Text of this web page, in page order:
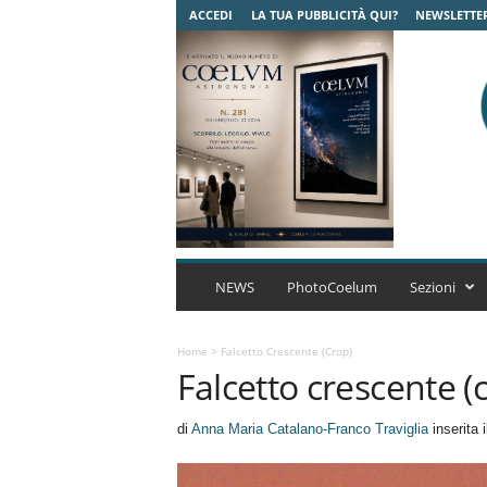
ACCEDI LA TUA PUBBLICITÀ QUI?
C
A
r
NEWS PhotoCoelum Sezioni
Home > Falcetto Crescente (crop)
Falcetto crescente
di Anna Maria Catalano-Franco Travigliainserita il